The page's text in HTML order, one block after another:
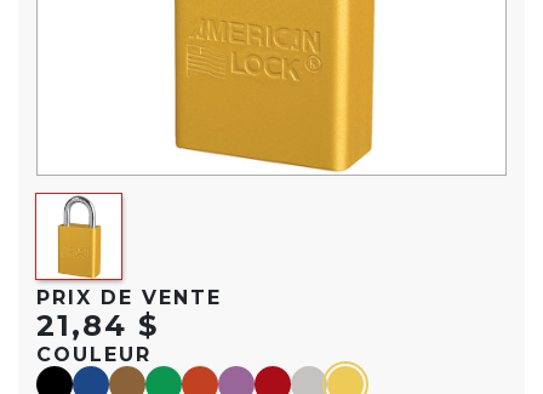
PRIX DE VENTE
21,84 $
COULEUR
blackblueMarrongreenorangepurplered Argentyellow